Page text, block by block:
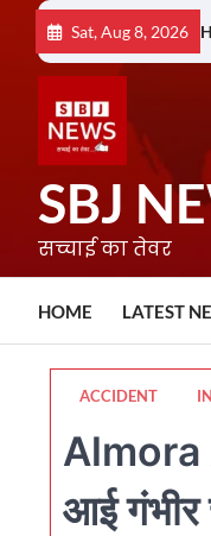
content
Sat, Aug 8, 2026
SBJ
सच्चाई का तेवर
HOME LATEST
ACCIDENT
Almora
आई गंभीर